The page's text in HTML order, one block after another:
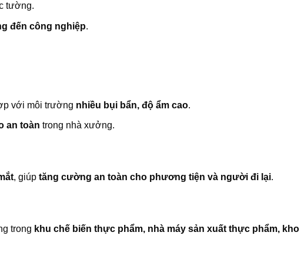
tường.
đến công nghiệp.
với môi trường nhiều bụi bẩn, độ ẩm cao.
an toàn trong nhà xưởng.
, giúp tăng cường an toàn cho phương tiện và người đi lại.
trong khu chế biến thực phẩm, nhà máy sản xuất thực phẩm, kho